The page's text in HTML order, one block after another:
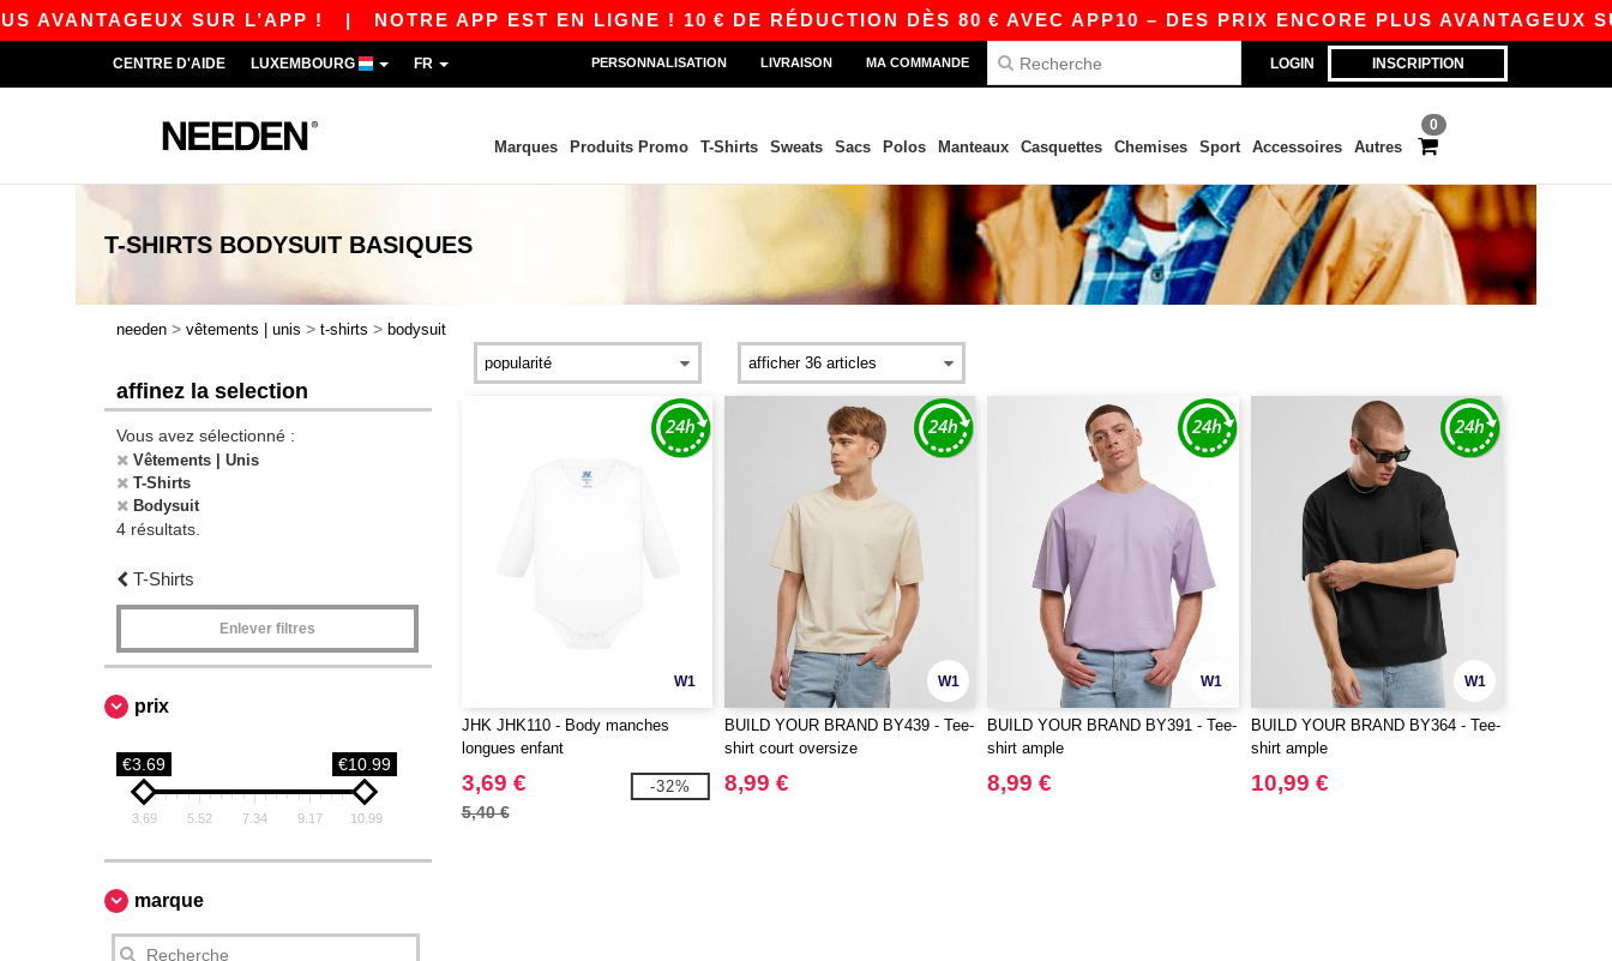
SUR L’APP !| NOTRE APP EST EN LIGNE ! 10 € DE RÉDUCTION DÈS 80 € AVEC APP10 – DES PRIX ENCORE PLUS AVANTAGEUX
LOGIN INSCRIPTION
CENTRE D'AIDE LUXEMBOURG FR PERSONNALISATION LIVRAISON MA COMMANDE
0
Marques Produits Promo T-Shirts Sweats Sacs Polos Manteaux Casquettes Chemises Sport Accessoires Autres
T-SHIRTS BODYSUIT BASIQUES
needen > vêtements | unis > t-shirts > bodysuit
affinez la selection
Vous avez sélectionné :
Vêtements | Unis
T-Shirts
Bodysuit
4 résultats.
T-Shirts
Enlever filtres
prix
€3.69 €10.99
3.69 5.52 7.34 9.17 10.99
marque
W1
JHK JHK110 - Body manches
longues enfant
3,69 €
5,40 €
-32%
W1
BUILD YOUR BRAND BY439 - Tee-
shirt court oversize
8,99 €
W1
BUILD YOUR BRAND BY391 - Tee-
shirt ample
8,99 €
W1
BUILD YOUR BRAND BY364 - Tee-
shirt ample
10,99 €